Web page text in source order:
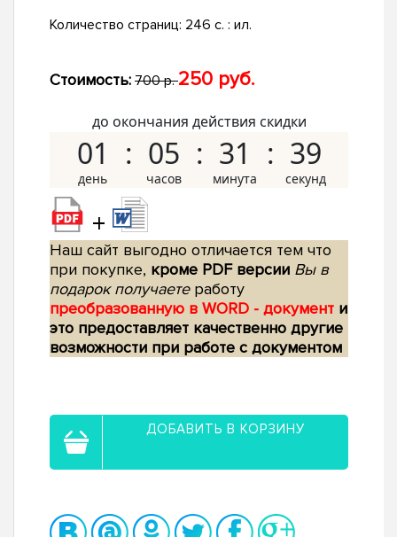
Количество страниц: 246 с. : ил.
Стоимость: 700 р.250 руб.
до окончания действия скидки
01 05 31 38
+
Наш сайт выгодно отличается тем что
при покупке, кроме PDF версии Вы в
подарок получаетеработу
преобразованную в WORD - документ и
это предоставляет качественно другие
возможности при работе с документом
ДОБАВИТЬ В КОРЗИНУ